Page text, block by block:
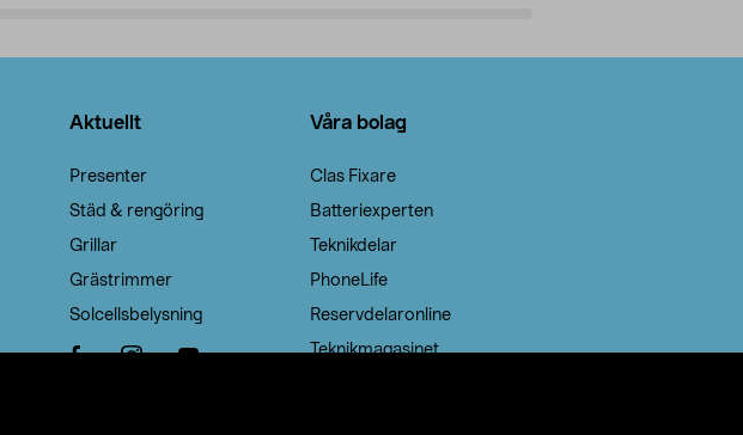
Aktuellt
Presenter
Städ & rengöring
Grillar
Grästrimmer
Solcellsbelysning
Våra bolag
Clas Fixare
Batteriexperten
Teknikdelar
PhoneLife
Reservdelaronline
Teknikmagasinet